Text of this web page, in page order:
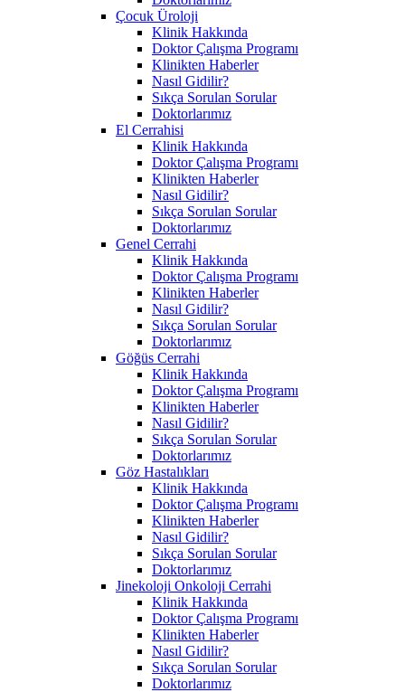
Çocuk Üroloji
Klinik Hakkında
Doktor Çalışma Programı
Klinikten Haberler
Nasıl Gidilir?
Sıkça Sorulan Sorular
Doktorlarımız
El Cerrahisi
Klinik Hakkında
Doktor Çalışma Programı
Klinikten Haberler
Nasıl Gidilir?
Sıkça Sorulan Sorular
Doktorlarımız
Genel Cerrahi
Klinik Hakkında
Doktor Çalışma Programı
Klinikten Haberler
Nasıl Gidilir?
Sıkça Sorulan Sorular
Doktorlarımız
Göğüs Cerrahi
Klinik Hakkında
Doktor Çalışma Programı
Klinikten Haberler
Nasıl Gidilir?
Sıkça Sorulan Sorular
Doktorlarımız
Göz Hastalıkları
Klinik Hakkında
Doktor Çalışma Programı
Klinikten Haberler
Nasıl Gidilir?
Sıkça Sorulan Sorular
Doktorlarımız
Jinekoloji Onkoloji Cerrahi
Klinik Hakkında
Doktor Çalışma Programı
Klinikten Haberler
Nasıl Gidilir?
Sıkça Sorulan Sorular
Doktorlarımız